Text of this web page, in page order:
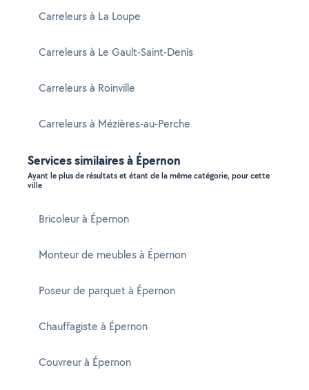
Carreleurs à La Loupe
Carreleurs à Le Gault-Saint-Denis
Carreleurs à Roinville
Carreleurs à Mézières-au-Perche
Services similaires à Épernon
Ayant le plus de résultats et étant de la même catégorie, pour cette
ville
Bricoleur à Épernon
Monteur de meubles à Épernon
Poseur de parquet à Épernon
Chauffagiste à Épernon
Couvreur à Épernon